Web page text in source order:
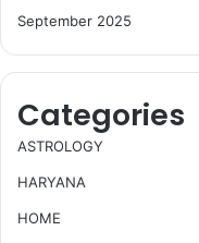
September 2025
Categories
ASTROLOGY
HARYANA
HOME